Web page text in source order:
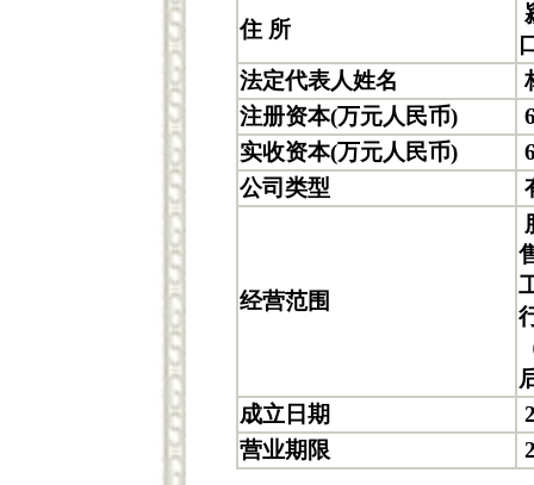
住 所
法定代表人姓名
注册资本(万元人民币)
实收资本(万元人民币)
公司类型
经营范围
成立日期
营业期限